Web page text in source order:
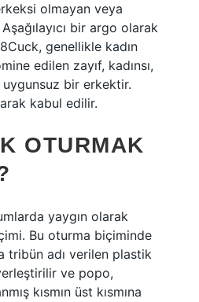
olmayan veya
bir argo olarak
genellikle kadın
edilen zayıf, kadınsı,
bir erkektir.
kabul edilir.
OTURMAK
yaygın olarak
Bu oturma biçiminde
tribün adı verilen plastik
ve popo,
kısmın üst kısmına